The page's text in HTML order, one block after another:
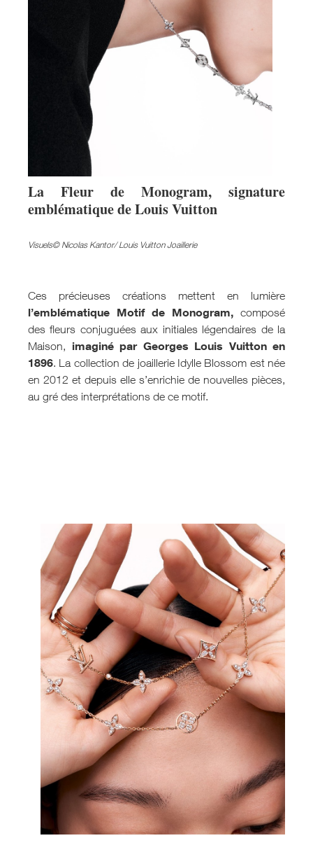
La Fleur de Monogram, signature
emblématique de Louis Vuitton
Visuels© Nicolas Kantor/ Louis Vuitton Joaillerie
Ces précieuses créations mettent en lumière
l’emblématique Motif de Monogram, composé
des fleurs conjuguées aux initiales légendaires de la
Maison, imaginé par Georges Louis Vuitton en
1896 . La collection de joaillerie Idylle Blossom est née
en 2012 et depuis elle s’enrichie de nouvelles pièces,
au gré des interprétations de ce motif.